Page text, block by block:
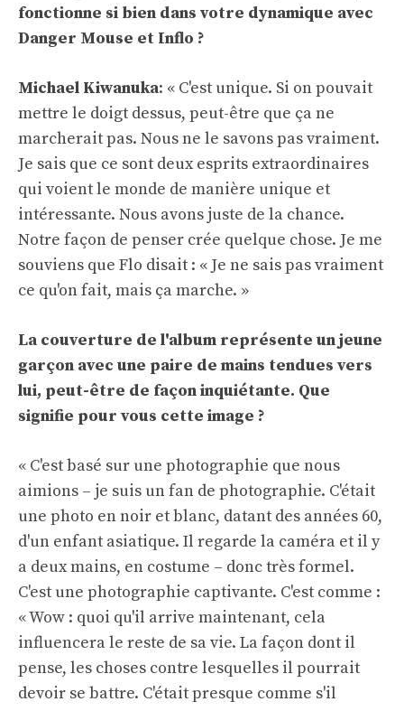
fonctionne si bien dans votre dynamique avec
Danger Mouse et Inflo ?
Michael Kiwanuka: « C'est unique. Si on pouvait
mettre le doigt dessus, peut-être que ça ne
marcherait pas. Nous ne le savons pas vraiment.
Je sais que ce sont deux esprits extraordinaires
qui voient le monde de manière unique et
intéressante. Nous avons juste de la chance.
Notre façon de penser crée quelque chose. Je me
souviens que Flo disait : « Je ne sais pas vraiment
ce qu'on fait, mais ça marche. »
La couverture de l'album représente un jeune
garçon avec une paire de mains tendues vers
lui, peut-être de façon inquiétante. Que
signifie pour vous cette image ?
« C'est basé sur une photographie que nous
aimions – je suis un fan de photographie. C'était
une photo en noir et blanc, datant des années 60,
d'un enfant asiatique. Il regarde la caméra et il y
a deux mains, en costume – donc très formel.
C'est une photographie captivante. C'est comme :
« Wow : quoi qu'il arrive maintenant, cela
influencera le reste de sa vie. La façon dont il
pense, les choses contre lesquelles il pourrait
devoir se battre. C'était presque comme s'il